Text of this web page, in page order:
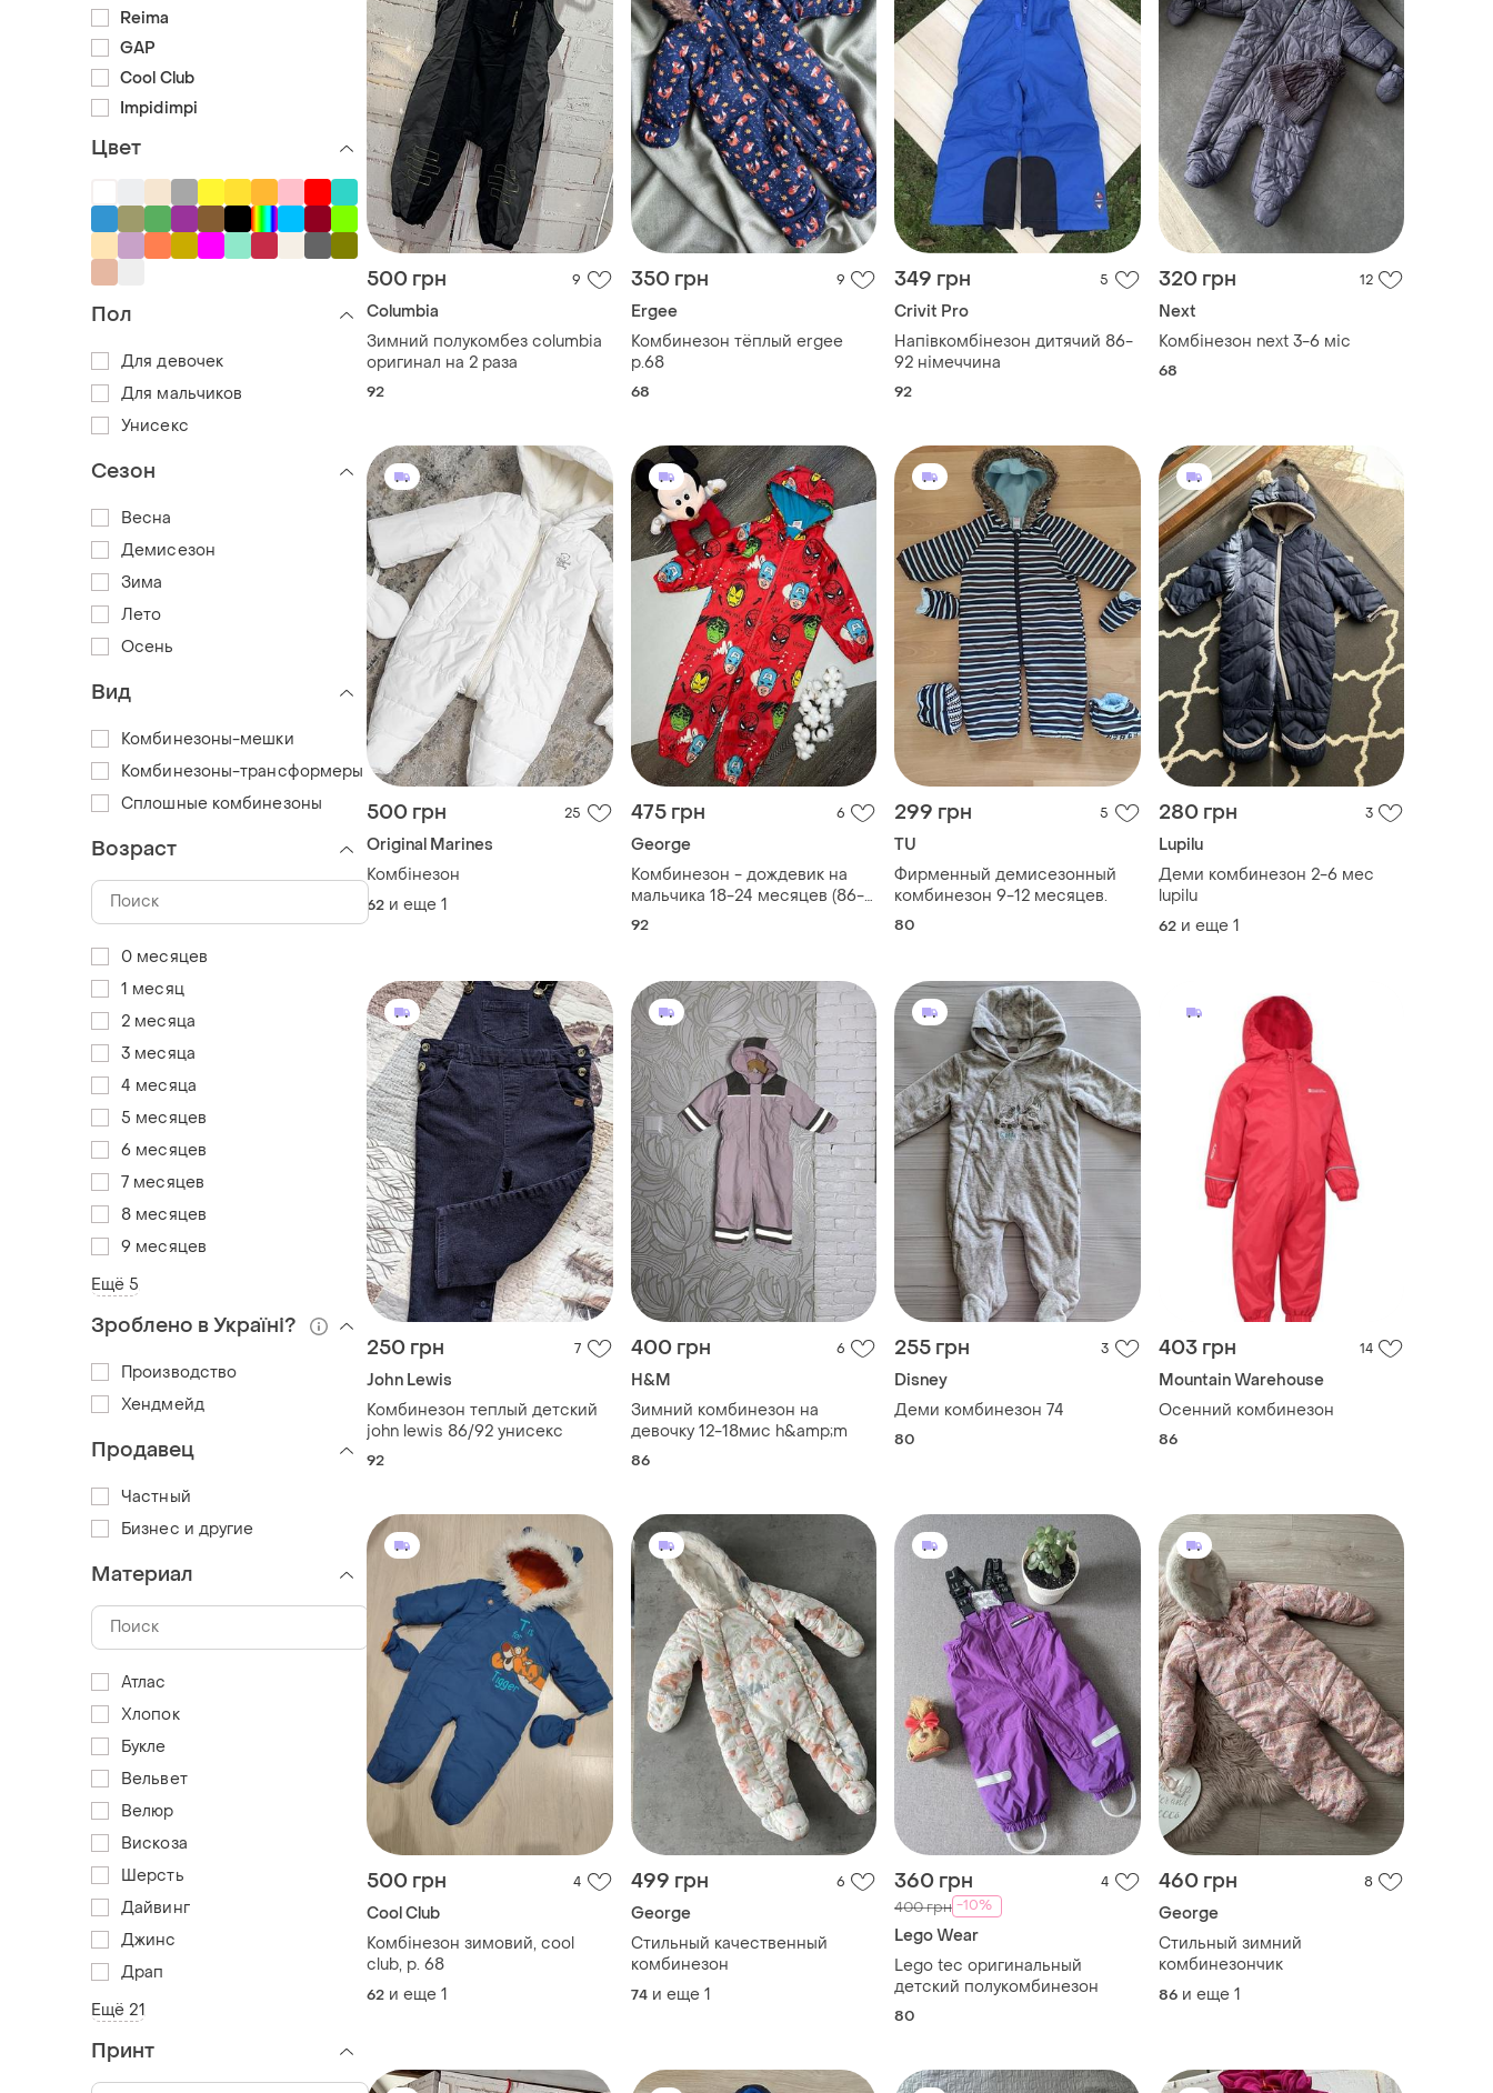
500 грн 9
Columbia
Зимний полукомбез columbia
оригинал на 2 раза
92
350 грн 9
Ergee
Комбинезон тёплый ergee
р.68
68
349 грн 5
Crivit Pro
Напівкомбінезон дитячий 86-
92 німеччина
92
320 грн 12
Next
Комбінезон next 3-6 міс
68
500 грн 25
Original Marines
Комбінезон
62 и еще 1
475 грн 6
George
Комбинезон - дождевик на
мальчика 18-24 месяцев (86-
92 см), george.
92
299 грн 5
TU
Фирменный демисезонный
комбинезон 9-12 месяцев.
80
280 грн 3
Lupilu
Деми комбинезон 2-6 мес
lupilu
62 и еще 1
250 грн 7
John Lewis
Комбинезон теплый детский
john lewis 86/92 унисекс
92
400 грн 6
H&M
Зимний комбинезон на
девочку 12-18мис h&amp;m
86
255 грн 3
Disney
Деми комбинезон 74
80
403 грн 14
Mountain Warehouse
Осенний комбинезон
86
500 грн 4
Cool Club
Комбінезон зимовий, cool
club, р. 68
62 и еще 1
499 грн 6
George
Стильный качественный
комбинезон
74 и еще 1
360 грн 4
400 грн -10%
Lego Wear
Lego teс оригинальный
детский полукомбинезон
80
460 грн 8
George
Стильный зимний
комбинезончик
86 и еще 1
Reima
GAP
Cool Club
Impidimpi
Цвет
Пол
Для девочек
Для мальчиков
Унисекс
Сезон
Весна
Демисезон
Зима
Лето
Осень
Вид
Комбинезоны-мешки
Комбинезоны-трансформеры
Сплошные комбинезоны
Возраст
0 месяцев
1 месяц
2 месяца
3 месяца
4 месяца
5 месяцев
6 месяцев
7 месяцев
8 месяцев
9 месяцев
Ещё 5
Зроблено в Україні?
Производство
Хендмейд
Продавец
Частный
Бизнес и другие
Материал
Атлас
Хлопок
Букле
Вельвет
Велюр
Вискоза
Шерсть
Дайвинг
Джинс
Драп
Ещё 21
Принт